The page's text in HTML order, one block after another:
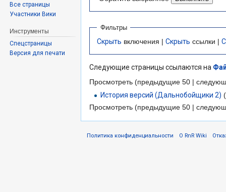
Фильтры
Скрыть включения | Скрыть ссылки |
Следующие страницы ссылаются на
Просмотреть (предыдущие 50 |
История версий (Дальнобойщики 2)
Просмотреть (предыдущие 50 |
Все страницы
Участники Вики
Инструменты
Спецстраницы
Версия для печати
Политика конфиденциальности О RnR Wiki